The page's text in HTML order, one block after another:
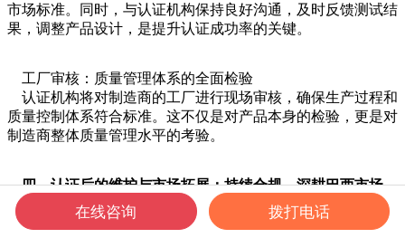
市场标准。同时，与认证机构保持良好沟通，及时反馈测试结
果，调整产品设计，是提升认证成功率的关键。
工厂审核：质量管理体系的全面检验
认证机构将对制造商的工厂进行现场审核，确保生产过程和
质量控制体系符合标准。这不仅是对产品本身的检验，更是对
制造商整体质量管理水平的考验。
四、认证后的维护与市场拓展：持续合规，深耕巴西市场
获得认证后，制造商需定期进行产品更新和工厂审核，确保
持续合规。同时，深入研究巴西市场动态，了解消费者需求，
在线咨询 拨打电话